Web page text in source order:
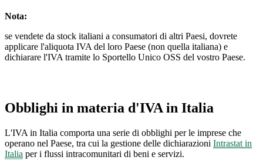
Nota:
se vendete da stock italiani a consumatori di altri Paesi, dovrete
applicare l'aliquota IVA del loro Paese (non quella italiana) e
dichiarare l'IVA tramite lo Sportello Unico OSS del vostro Paese.
Obblighi in materia d'IVA in Italia
L'IVA in Italia comporta una serie di obblighi per le imprese che
operano nel Paese, tra cui la gestione delle dichiarazioni Intrastat in
Italia per i flussi intracomunitari di beni e servizi.